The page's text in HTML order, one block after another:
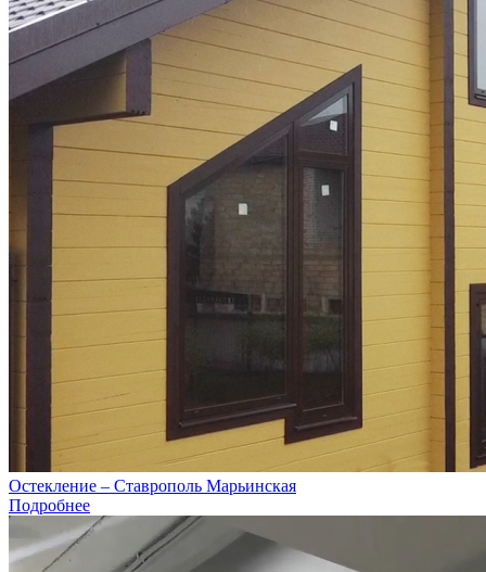
Остекление – Ставрополь Марьинская
Подробнее